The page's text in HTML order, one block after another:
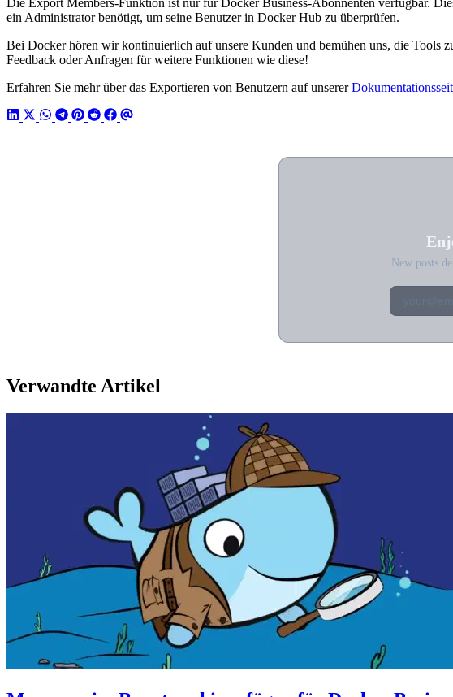
Die Export Members-Funktion ist nur für Docker Business-Abonnenten verfügbar.
ein Administrator benötigt, um seine Benutzer in Docker Hub zu überprüfen.
Bei Docker hören wir kontinuierlich auf unsere Kunden und bemühen uns, die Tools
Feedback oder Anfragen für weitere Funktionen wie diese!
Erfahren Sie mehr über das Exportieren von Benutzern auf unserer
New posts
Verwandte Artikel